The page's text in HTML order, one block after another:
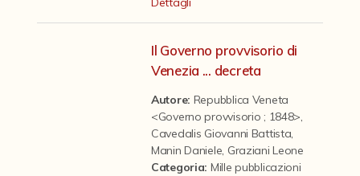
Il Governo provvisorio di
Venezia ... decreta
Autore: Repubblica Veneta
<Governo provvisorio ; 1848>,
Cavedalis Giovanni Battista,
Manin Daniele, Graziani Leone
Categoria: Mille pubblicazioni